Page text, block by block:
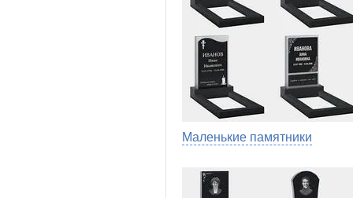
Маленькие памятники